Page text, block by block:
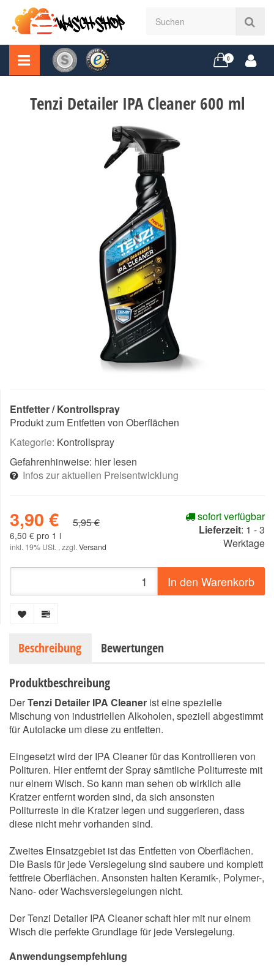
0
Tenzi Detailer IPA Cleaner 600 ml
Entfetter / Kontrollspray
Produkt zum Entfetten von Oberflächen
Kategorie: Kontrollspray
Gefahrenhinweise: hier lesen
Infos zur aktuellen Preisentwicklung
3,90 € 5,95 €
6,50 € pro 1 l
inkl. 19% USt. , zzgl. Versand
sofort verfügbar
Lieferzeit: 1 - 3
Werktage
In den Warenkorb
Beschreibung Bewertungen
Produktbeschreibung
DerTenzi Detailer IPA Cleaner ist eine spezielle
Mischung von industriellen Alkoholen, speziell abgestimmt
für Autolacke um diese zu entfetten.
Eingesetzt wird der IPA Cleaner für das Kontrollieren von
Polituren. Hier entfernt der Spray sämtliche Politurreste mit
nur einem Wisch. So kann man sehen ob wirklich alle
Kratzer entfernt worden sind, da sich ansonsten
Politurreste in die Kratzer legen und suggerieren, dass
diese nicht mehr vorhanden sind.
Zweites Einsatzgebiet ist das Entfetten von Oberflächen.
Die Basis für jede Versiegelung sind saubere und komplett
fettfreie Oberflächen. Ansonsten halten Keramik-, Polymer-,
Nano- oder Wachsversiegelungen nicht.
Der Tenzi Detailer IPA Cleaner schaft hier mit nur einem
Wisch die perfekte Grundlage für jede Versiegelung.
Anwendungsempfehlung